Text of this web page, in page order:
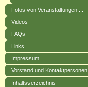
Fotos von Veranstaltungen ...
Videos
FAQs
Links
Impressum
Vorstand und Kontaktpersonen
Inhaltsverzeichnis